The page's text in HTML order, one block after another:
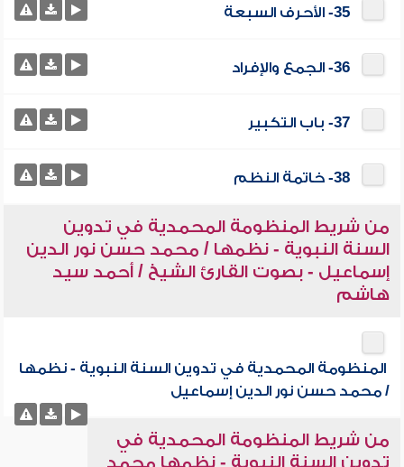
35- الأحرف السبعة
36- الجمع والإفراد
37- باب التكبير
38- خاتمة النظم
من شريط المنظومة المحمدية في تدوين
السنة النبوية - نظمها / محمد حسن نور الدين
إسماعيل - بصوت القارئ الشيخ / أحمد سيد
هاشم
المنظومة المحمدية في تدوين السنة النبوية - نظمها
/ محمد حسن نور الدين إسماعيل
من شريط المنظومة المحمدية في
تدوين السنة النبوية - نظمها محمد